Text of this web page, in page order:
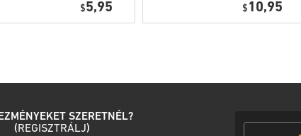
$5,95
$ 10,95
SZERETNÉL?
(REGISZTRÁLJ)